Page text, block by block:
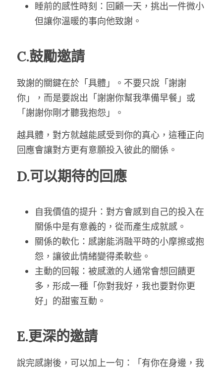
睡前的感性時刻：回顧一天，挑出一件微小
但讓你溫暖的事向他致謝。
C.鼓勵邀請
致謝的關鍵在於「具體」。不要只說「謝謝
你」，而是要說出「謝謝你幫我準備早餐」或
「謝謝你剛才聽我抱怨」。
越具體，對方就越能感受到你的真心，這種正向
回應會讓對方更有意願投入彼此的關係。
D.可以期待的回應
自我價值的提升：對方會感到自己的投入在
關係中是有意義的，從而產生成就感。
關係的軟化：感謝能消融平時的小摩擦或抱
怨，讓彼此情緒變得柔軟些。
主動的回報：被感激的人通常會想回饋更
多，形成一種「你對我好，我也要對你更
好」的甜蜜互動。
E.更深的邀請
說完感謝後，可以加上一句：「有你在身邊，我